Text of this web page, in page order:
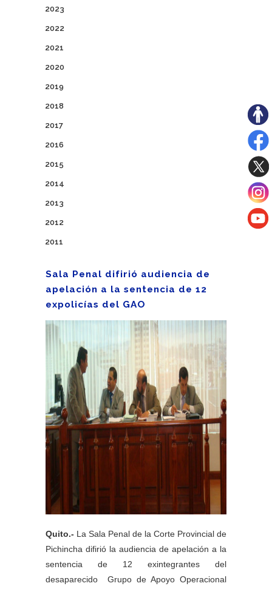
2023
2022
2021
2020
2019
2018
2017
2016
2015
2014
2013
2012
2011
Sala Penal difirió audiencia de
apelación a la sentencia de 12
expolicías del GAO
Quito.- La Sala Penal de la Corte Provincial de
Pichincha difirió la audiencia de apelación a la
sentencia de 12 exintegrantes del
desaparecido Grupo de Apoyo Operacional